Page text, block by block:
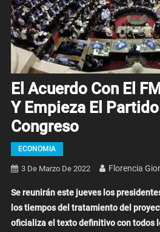
El Acuerdo Con El
Y Empieza El Partido
Congreso
ECONOMIA
3 De Marzo De 2022 Florencia
Se reunirán este jueves los
los tiempos del tratamiento del
oficializa el texto definitivo con todos